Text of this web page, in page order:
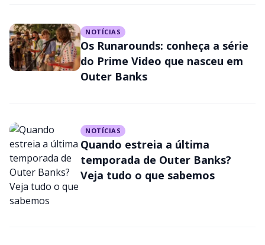
NOTÍCIAS
Os Runarounds: conheça a série
do Prime Video que nasceu em
Outer Banks
NOTÍCIAS
Quando estreia a última
temporada de Outer Banks?
Veja tudo o que sabemos